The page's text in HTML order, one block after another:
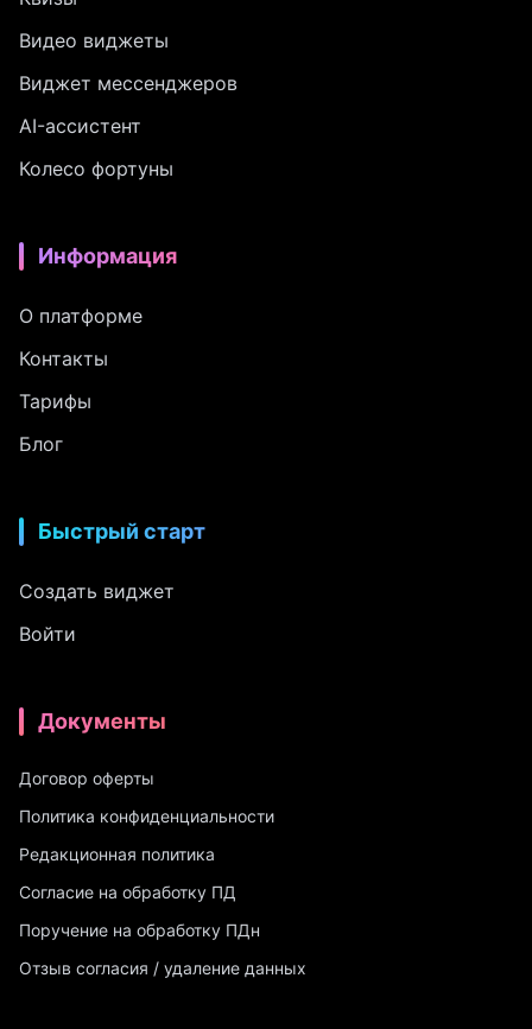
Видео виджеты
Виджет мессенджеров
AI-ассистент
Колесо фортуны
Информация
О платформе
Контакты
Тарифы
Блог
Быстрый старт
Создать виджет
Войти
Документы
Договор оферты
Политика конфиденциальности
Редакционная политика
Согласие на обработку ПД
Поручение на обработку ПДн
Отзыв согласия / удаление данных